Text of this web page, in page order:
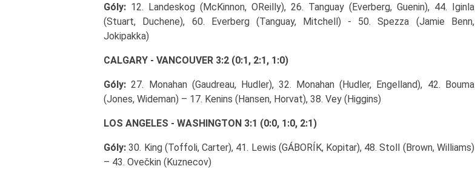
Góly: 12. Landeskog (McKinnon, OReilly), 26. Tanguay (Everberg, Guenin), 44. Iginla
(Stuart, Duchene), 60. Everberg (Tanguay, Mitchell) - 50. Spezza (Jamie Benn,
Jokipakka)
CALGARY - VANCOUVER 3:2 (0:1, 2:1, 1:0)
Góly: 27. Monahan (Gaudreau, Hudler), 32. Monahan (Hudler, Engelland), 42. Bouma
(Jones, Wideman) – 17. Kenins (Hansen, Horvat), 38. Vey (Higgins)
LOS ANGELES - WASHINGTON 3:1 (0:0, 1:0, 2:1)
Góly: 30. King (Toffoli, Carter), 41. Lewis (GÁBORÍK, Kopitar), 48. Stoll (Brown, Williams)
– 43. Ovečkin (Kuznecov)